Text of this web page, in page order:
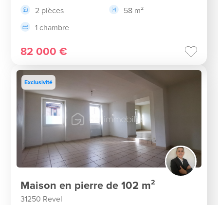
2 pièces
58 m²
1 chambre
82 000 €
Exclusivité
Maison en pierre de 102 m²
31250 Revel